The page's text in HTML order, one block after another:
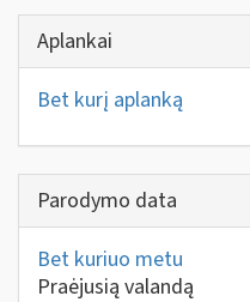
Aplankai
Bet kurį aplanką
Parodymo data
Bet kuriuo metu
Praėjusią valandą